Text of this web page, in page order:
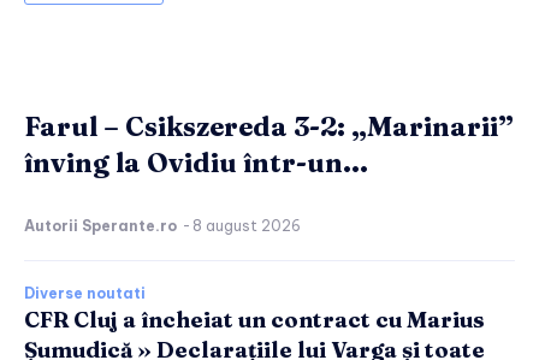
Farul – Csikszereda 3-2: „Marinarii”
înving la Ovidiu într-un...
Autorii Sperante.ro - 8 august 2026
Diverse noutati
CFR Cluj a încheiat un contract cu Marius
Șumudică » Declarațiile lui Varga și toate